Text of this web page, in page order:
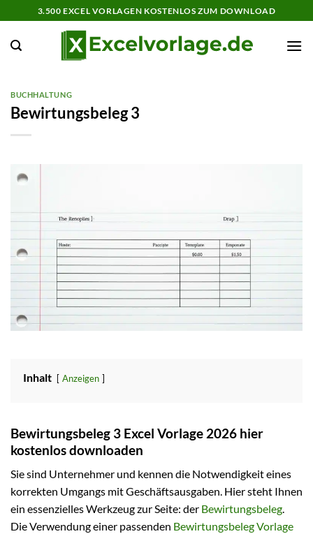
Inhalt
springen
3.500 EXCEL VORLAGEN KOSTENLOS ZUM DOWNLOAD
BUCHHALTUNG
Bewirtungsbeleg 3
Inhalt Anzeigen
Bewirtungsbeleg 3 Excel Vorlage 2026 hier
kostenlos downloaden
Sie sind Unternehmer und kennen die Notwendigkeit eines
korrekten Umgangs mit Geschäftsausgaben. Hier steht Ihnen
ein essenzielles Werkzeug zur Seite: der Bewirtungsbeleg.
Die Verwendung einer passenden Bewirtungsbeleg Vorlage